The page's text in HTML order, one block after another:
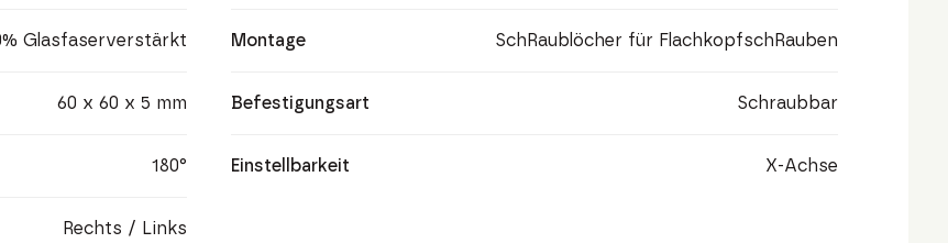
Glasfaserverstärkt
60 x 60 x 5 mm
180°
Rechts / Links
Montage SchRaublöcher für FlachkopfschRauben
Befestigungsart Schraubbar
Einstellbarkeit X-Achse